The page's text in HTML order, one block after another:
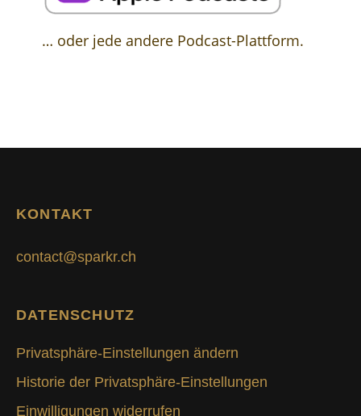
… oder jede andere Podcast-Plattform.
KONTAKT
contact@sparkr.ch
DATENSCHUTZ
Privatsphäre-Einstellungen ändern
Historie der Privatsphäre-Einstellungen
Einwilligungen widerrufen